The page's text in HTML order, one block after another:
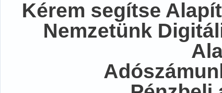
Kérem segítse
Nemzetünk